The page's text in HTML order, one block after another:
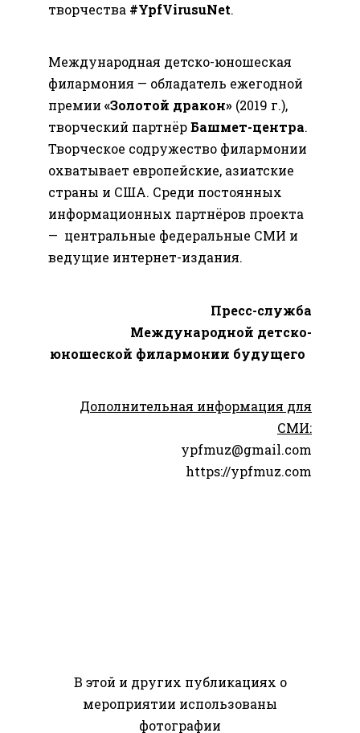
творчества #YpfVirusuNet.
Международная детско-юношеская
филармония — обладатель ежегодной
премии «Золотой дракон» (2019 г.),
творческий партнёрБашмет-центра.
Творческое содружество филармонии
охватывает европейские, азиатские
страны и США. Среди постоянных
информационных партнёров проекта
— центральные федеральные СМИ и
ведущие интернет-издания.
Пресс-служба
Международной детско-
юношеской филармонии будущего
Дополнительная информация для
СМИ:
ypfmuz@gmail.com
https://ypfmuz.com
В этой и других публикациях о
мероприятии использованы
фотографии